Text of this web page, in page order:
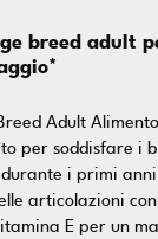
breed adult
Adult
per soddisfare i
i primi
articolazioni
E per un